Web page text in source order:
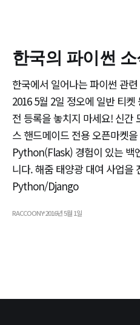
한국의 파이썬
한국에서 일어나는 파이썬 관
2016 5월 2일 정오에 일반 티
전 등록을 놓치지 마세요! 신간
스 핸드메이드 전용 오픈마켓
Python(Flask) 경험이 있는 백
니다. 해줌 태양광 대여 사업을
Python/Django
RACCOONY2016년 5월 1일